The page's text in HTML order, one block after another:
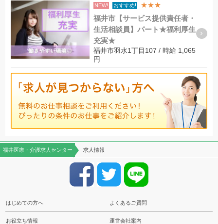
NEW! おすすめ! ★★★
福井市【サービス提供責任者・
生活相談員】パート★福利厚生
充実★
福井市羽水1丁目107 / 時給 1,065
円
福井医療・介護求人センター 求人情報
はじめての方へ よくあるご質問
お役立ち情報 運営会社案内